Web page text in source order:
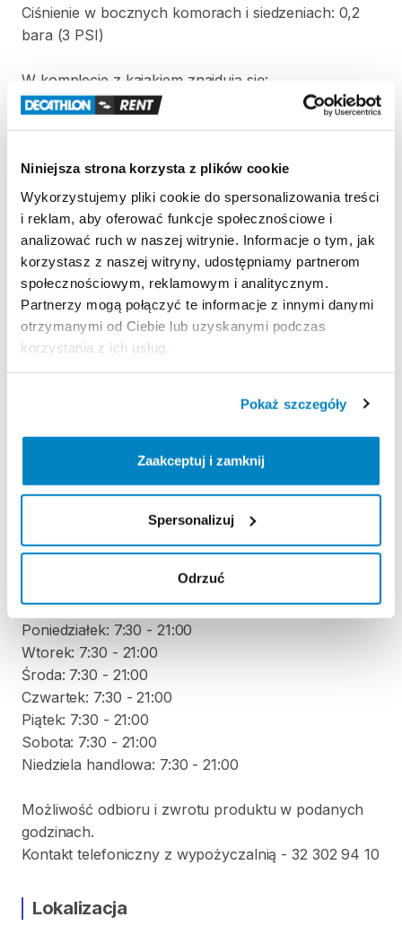
Niniejsza strona korzysta z plików cookie
Wykorzystujemy pliki cookie do spersonalizowania treści
i reklam, aby oferować funkcje społecznościowe i
analizować ruch w naszej witrynie. Informacje o tym, jak
korzystasz z naszej witryny, udostępniamy partnerom
społecznościowym, reklamowym i analitycznym.
Partnerzy mogą połączyć te informacje z innymi danymi
otrzymanymi od Ciebie lub uzyskanymi podczas
korzystania z ich usług.
Pokaż szczegóły
Zaakceptuj i zamknij
Spersonalizuj
Odrzuć
Ciśnienie w bocznych komorach i siedzeniach: 0​,​2
bara (3 PSI)
W komplecie z kajakiem znajdują się:
- wiosła 3 szt.
- zestaw naprawczy
- instrukcja
- pas ściągający
Strona produktu w sklepie
Zasady wypożyczenia
Regulamin wypożyczalni
KAUCJA
Poniedziałek: 7:30 - 21:00
Wtorek: 7:30 - 21:00
Środa: 7:30 - 21:00
Czwartek: 7:30 - 21:00
Piątek: 7:30 - 21:00
Sobota: 7:30 - 21:00
Niedziela handlowa: 7:30 - 21:00
Możliwość odbioru i zwrotu produktu w podanych
godzinach.
Kontakt telefoniczny z wypożyczalnią - 32 302 94 10
Lokalizacja